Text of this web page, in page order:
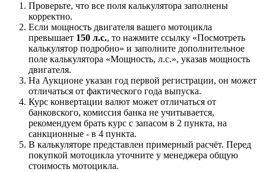
Проверьте, что все поля калькулятора заполнены
корректно.
Если мощность двигателя вашего мотоцикла
превышает 150 л.с., то нажмите ссылку «Посмотреть
калькулятор подробно» и заполните дополнительное
поле калькулятора «Мощность, л.с.», указав мощность
двигателя.
На Аукционе указан год первой регистрации, он может
отличаться от фактического года выпуска.
Курс конвертации валют может отличаться от
банковского, комиссия банка не учитывается,
рекомендуем брать курс с запасом в 2 пункта, на
санкционные - в 4 пункта.
В калькуляторе представлен примерный расчёт. Перед
покупкой мотоцикла уточните у менеджера общую
стоимость мотоцикла.